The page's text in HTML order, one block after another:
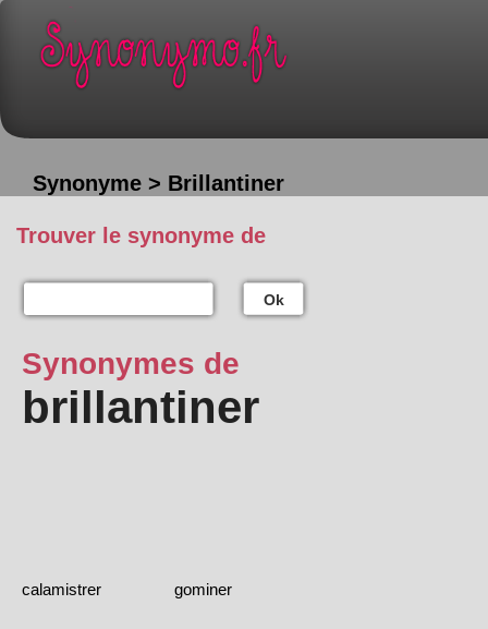
Synonyme > Brillantiner
Trouver le synonyme de
Ok
Synonymes de
brillantiner
calamistrer gominer